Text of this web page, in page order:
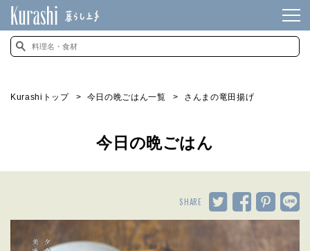
Kurashiトップ 今日の晩ごはん一覧 さんまの竜田揚げ
今日の晩ごはん
SHARE